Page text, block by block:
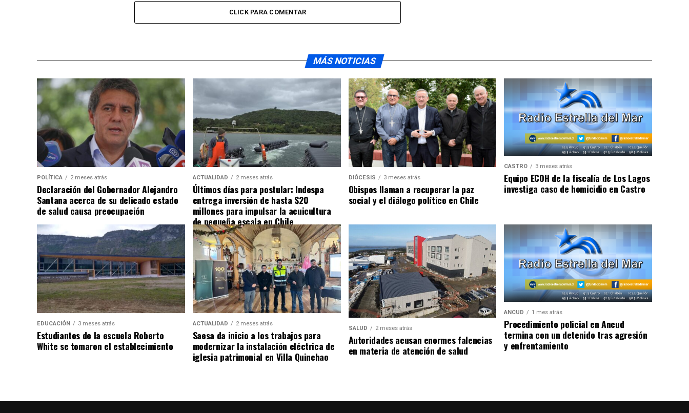
CLICK PARA COMENTAR
MÁS NOTICIAS
POLÍTICA 2 meses atrás
Declaración del Gobernador Alejandro
Santana acerca de su delicado estado
de salud causa preocupación
ACTUALIDAD 2 meses atrás
Últimos días para postular: Indespa
entrega inversión de hasta $20
millones para impulsar la acuicultura
de pequeña escala en Chile
DIÓCESIS 3 meses atrás
Obispos llaman a recuperar la paz
social y el diálogo político en Chile
CASTRO 3 meses atrás
Equipo ECOH de la fiscalía de Los Lagos
investiga caso de homicidio en Castro
EDUCACIÓN 3 meses atrás
Estudiantes de la escuela Roberto
White se tomaron el establecimiento
ACTUALIDAD 2 meses atrás
Saesa da inicio a los trabajos para
modernizar la instalación eléctrica de
iglesia patrimonial en Villa Quinchao
SALUD 2 meses atrás
Autoridades acusan enormes falencias
en materia de atención de salud
ANCUD 1 mes atrás
Procedimiento policial en Ancud
termina con un detenido tras agresión
y enfrentamiento